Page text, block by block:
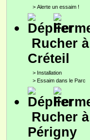
> Alerte un essaim !
Rucher à
Créteil
> Installation
> Essaim dans le Parc
Rucher à
Périgny